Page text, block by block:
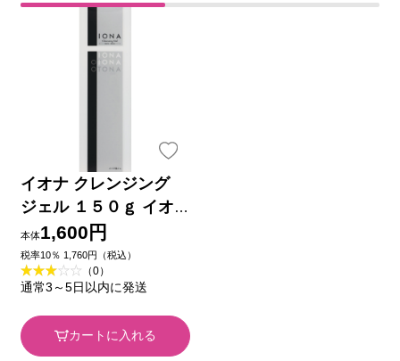
イオナ クレンジング
ジェル １５０ｇ イオ
ナインターナショナル
本体1,600円
税率10％ 1,760円（税込）
（0）
通常3～5日以内に発送
カートに入れる